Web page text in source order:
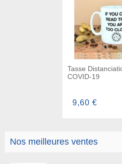
Nos meilleures ventes
Tasse
COVID-19
9,60 €